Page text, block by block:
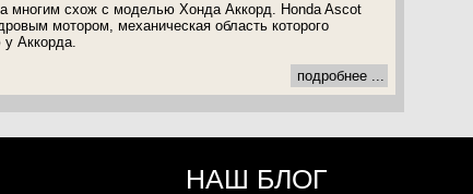
многим схож с моделью Хонда Аккорд. Honda Ascot
мотором, механическая область которого
у Аккорда.
подробнее ...
НАШ БЛОГ